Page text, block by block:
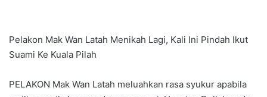
Pelakon Mak Wan Latah Menikah Lagi, Kali Ini Pindah Ikut
Suami Ke Kuala Pilah
PELAKON Mak Wan Latah meluahkan rasa syukur apabila